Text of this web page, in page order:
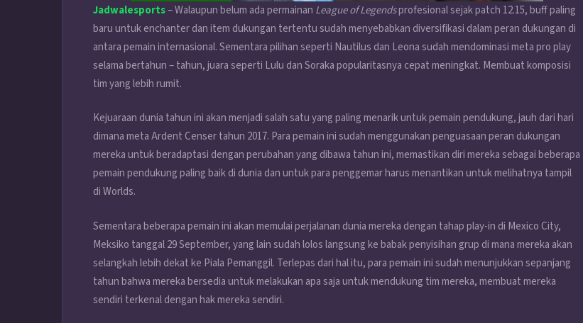
Jadwalesports– Walaupun belum ada permainan League of Legendsprofesional sejak patch 12.15, buff paling
baru untuk enchanter dan item dukungan tertentu sudah menyebabkan diversifikasi dalam peran dukungan di
antara pemain internasional. Sementara pilihan seperti Nautilus dan Leona sudah mendominasi meta pro play
selama bertahun – tahun, juara seperti Lulu dan Soraka popularitasnya cepat meningkat. Membuat komposisi
tim yang lebih rumit.
Kejuaraan dunia tahun ini akan menjadi salah satu yang paling menarik untuk pemain pendukung, jauh dari hari
dimana meta Ardent Censer tahun 2017. Para pemain ini sudah menggunakan penguasaan peran dukungan
mereka untuk beradaptasi dengan perubahan yang dibawa tahun ini, memastikan diri mereka sebagai beberapa
pemain pendukung paling baik di dunia dan untuk para penggemar harus menantikan untuk melihatnya tampil
di Worlds.
Sementara beberapa pemain ini akan memulai perjalanan dunia mereka dengan tahap play-in di Mexico City,
Meksiko tanggal 29 September, yang lain sudah lolos langsung ke babak penyisihan grup di mana mereka akan
selangkah lebih dekat ke Piala Pemanggil. Terlepas dari hal itu, para pemain ini sudah menunjukkan sepanjang
tahun bahwa mereka bersedia untuk melakukan apa saja untuk mendukung tim mereka, membuat mereka
sendiri terkenal dengan hak mereka sendiri.